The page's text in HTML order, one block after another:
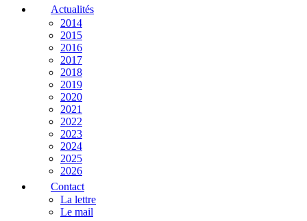
Actualités
2014
2015
2016
2017
2018
2019
2020
2021
2022
2023
2024
2025
2026
Contact
La lettre
Le mail